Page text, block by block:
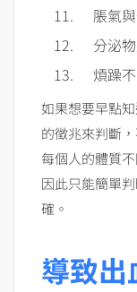
脹氣
分泌
煩躁
如果想要早點
的徵兆來判斷
每個人的體質
因此只能簡單
確。
導致出